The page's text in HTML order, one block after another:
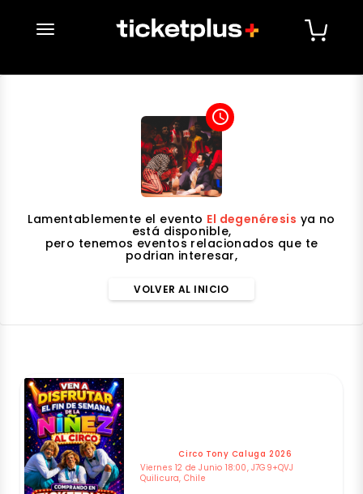
desplegar navegación
access_time
Lamentablemente el evento El degenéresis ya no
está disponible,
pero tenemos eventos relacionados que te
podrian interesar,
VOLVER AL INICIO
Circo Tony Caluga 2026
Viernes 12 de Junio 18:00, J7G9+QVJ
Quilicura, Chile